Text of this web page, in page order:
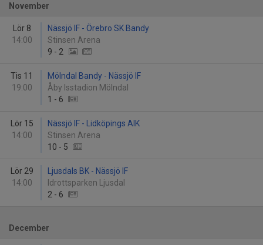
November
Lör 8
14:00
Nässjö IF - Örebro SK Bandy
Stinsen Arena
9 - 2
Tis 11
19:00
Mölndal Bandy - Nässjö IF
Åby Isstadion Mölndal
1 - 6
Lör 15
14:00
Nässjö IF - Lidköpings AIK
Stinsen Arena
10 - 5
Lör 29
14:00
Ljusdals BK - Nässjö IF
Idrottsparken Ljusdal
2 - 6
December